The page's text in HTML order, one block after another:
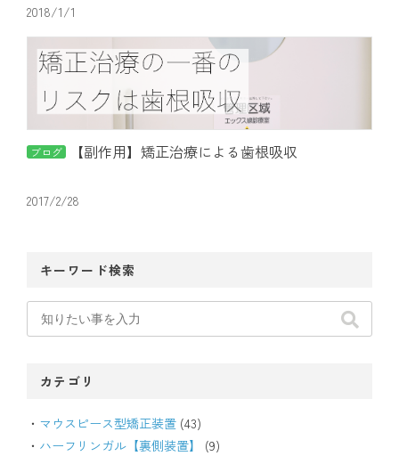
2018/1/1
ブログ 【副作用】矯正治療による歯根吸収
2017/2/28
キーワード検索
カテゴリ
マウスピース型矯正装置 (43)
ハーフリンガル【裏側装置】
(9)